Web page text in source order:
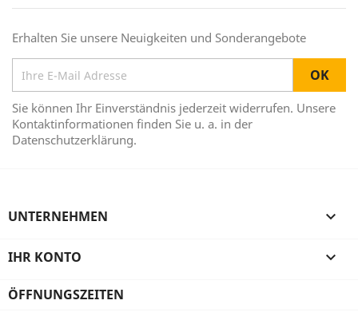
Erhalten Sie unsere Neuigkeiten und Sonderangebote
Sie können Ihr Einverständnis jederzeit widerrufen. Unsere
Kontaktinformationen finden Sie u. a. in der
Datenschutzerklärung.
UNTERNEHMEN 
IHR KONTO 
ÖFFNUNGSZEITEN